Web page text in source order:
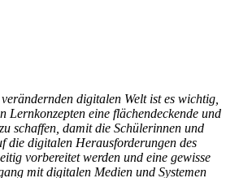
digitalen Welt ist es wichtig,
Lernkonzepten eine flächendeckende und
schaffen, damit die Schülerinnen und
die digitalen Herausforderungen des
vorbereitet werden und eine gewisse
mit digitalen Medien und Systemen